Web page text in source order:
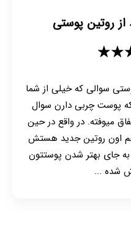
روتین پوستی
سوالی که خیلی از شما
پوست چربی دارن سوال
میوفته. در واقع در حین
اون روتین جدید هستش
به جای بهتر شدن پوستتون
شده ...